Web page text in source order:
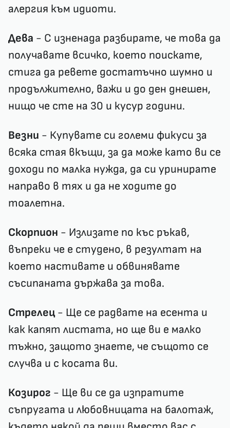
алергия към идиоти.
Дева - С изненада разбирате, че това да
получавате всичко, което поискате,
стига да ревете достатъчно шумно и
продължително, важи и до ден днешен,
нищо че сте на 30 и кусур години.
Везни - Купувате си големи фикуси за
всяка стая вкъщи, за да може като ви се
доходи по малка нужда, да си уринирате
направо в тях и да не ходите до
тоалетна.
Скорпион - Излизате по къс ръкав,
въпреки че е студено, в резултат на
което настивате и обвинявате
съсипаната държава за това.
Стрелец- Ще се радвате на есента и
как капят листата, но ще ви е малко
тъжно, защото знаете, че същото се
случва и с косата ви.
Козирог - Ще ви се да изпратите
съпругата и любовницата на балотаж,